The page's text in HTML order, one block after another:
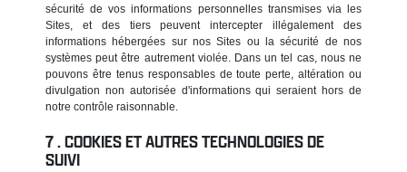
sécurité de vos informations personnelles transmises via les
Sites, et des tiers peuvent intercepter illégalement des
informations hébergées sur nos Sites ou la sécurité de nos
systèmes peut être autrement violée. Dans un tel cas, nous ne
pouvons être tenus responsables de toute perte, altération ou
divulgation non autorisée d'informations qui seraient hors de
notre contrôle raisonnable.
COOKIES ET AUTRES TECHNOLOGIES DE
SUIVI